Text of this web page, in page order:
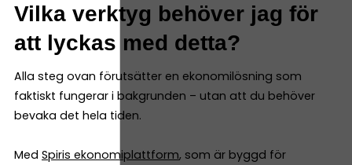
Vilka verktyg behöver jag för
att lyckas med detta?
Alla steg ovan förutsätter en ekonomilösning som
faktiskt fungerar i bakgrunden – utan att du behöver
bevaka det hela tiden.
Med Spiris ekonomiplattform, som är byggd för